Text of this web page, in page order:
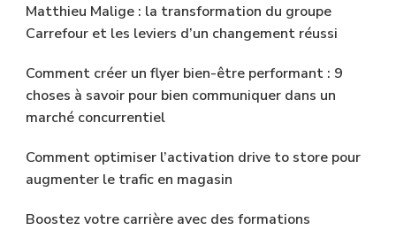
Matthieu Malige : la transformation du groupe
Carrefour et les leviers d’un changement réussi
Comment créer un flyer bien-être performant : 9
choses à savoir pour bien communiquer dans un
marché concurrentiel
Comment optimiser l’activation drive to store pour
augmenter le trafic en magasin
Boostez votre carrière avec des formations